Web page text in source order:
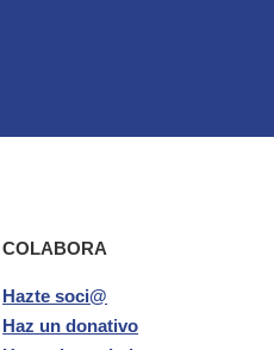
COLABORA
Hazte soci@
Haz un donativo